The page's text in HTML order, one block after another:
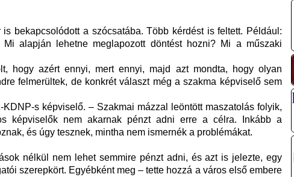
bekapcsolódott a szócsatába. Több kérdést is feltett. Például:
alapján lehetne meglapozott döntést hozni? Mi a műszaki
hogy azért ennyi, mert ennyi, majd azt mondta, hogy olyan
felmerültek, de konkrét választ még a szakma képviselő sem
s képviselő. – Szakmai mázzal leöntött maszatolás folyik,
képviselők nem akarnak pénzt adni erre a célra. Inkább a
és úgy tesznek, mintha nem ismernék a problémákat.
nélkül nem lehet semmire pénzt adni, és azt is jelezte, egy
szerepkört. Egyébként meg – tette hozzá a város első embere